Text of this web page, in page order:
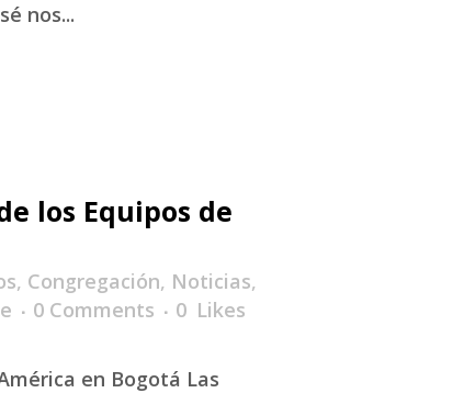
nos...
los Equipos de
, Congregación, Noticias,
0 Comments 0 Likes
en Bogotá Las